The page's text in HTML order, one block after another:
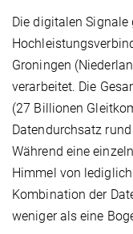
Die digitalen Signale
Groningen
verarbeitet. Die
(27 Billionen
Datendurchsatz
Während eine
Himmel von
Kombination der
weniger als eine